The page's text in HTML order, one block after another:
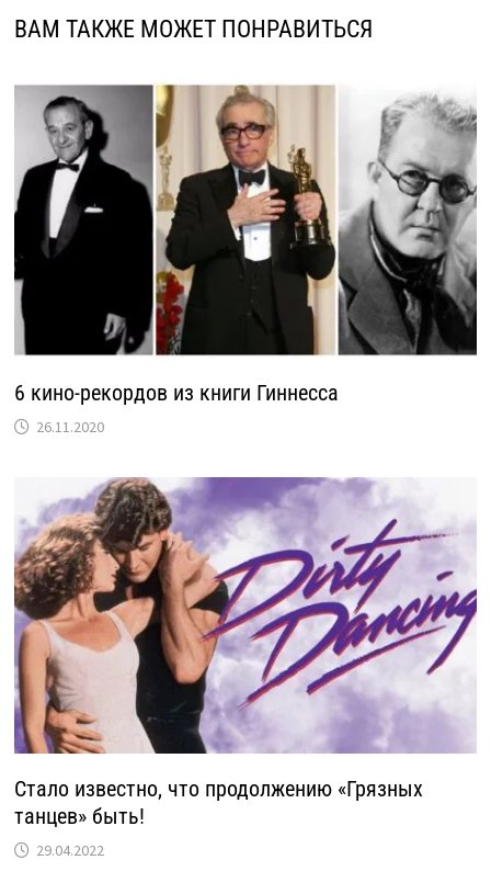
ВАМ ТАКЖЕ МОЖЕТ ПОНРАВИТЬСЯ
6 кино-рекордов из книги Гиннесса
26.11.2020
Стало известно, что продолжению «Грязных
танцев» быть!
29.04.2022